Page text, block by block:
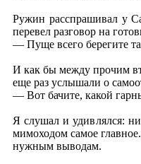
Ружин расспрашивал у
перевел разговор на
— Пуще всего берегите
И как бы между прочим
еще раз услышали о
— Вот бачите, какой
Я слушал и удивлялся:
мимоходом самое
нужным выводам.